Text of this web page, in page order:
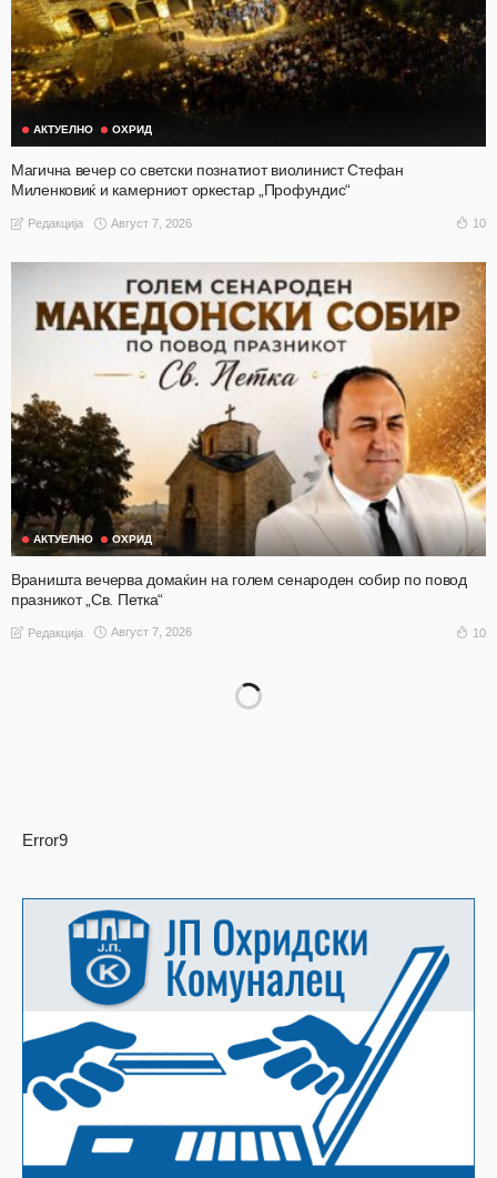
АКТУЕЛНО ОХРИД
Магична вечер со светски познатиот виолинист Стефан
Миленковиќ и камерниот оркестар „Профундис“
Редакција Август 7, 2026 10
АКТУЕЛНО ОХРИД
Враништа вечерва домаќин на голем сенароден собир по повод
празникот „Св. Петка“
Редакција Август 7, 2026 10
Error9